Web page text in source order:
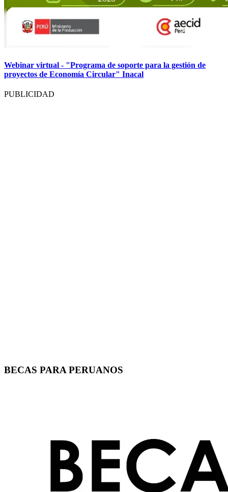
Webinar virtual - "Programa de soporte para la gestión de
proyectos de Economía Circular" Inacal
PUBLICIDAD
BECAS PARA PERUANOS